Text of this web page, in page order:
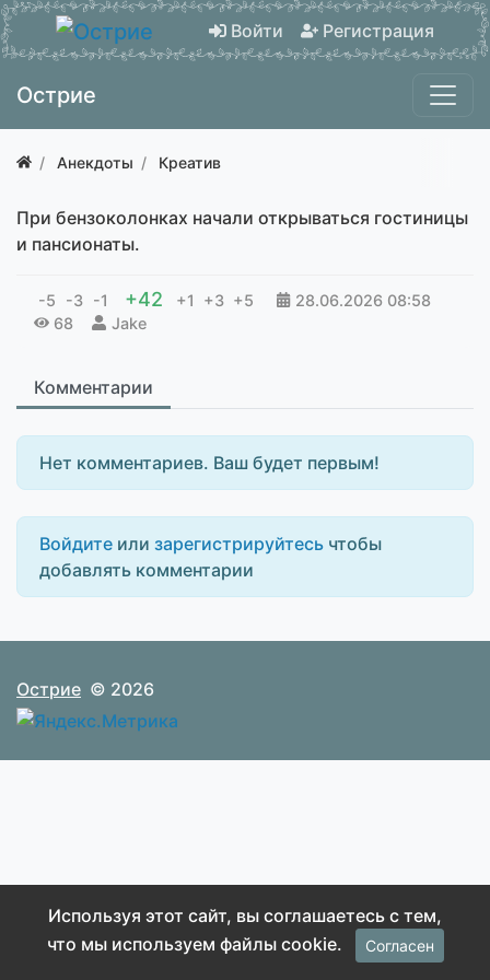
Войти Регистрация
Острие
Анекдоты Креатив
При бензоколонках начали открываться гостиницы
и пансионаты.
-5 -3 -1 +42 +1 +3 +5 28.06.2026 08:58
68
Jake
Комментарии
Нет комментариев. Ваш будет первым!
Войдите или зарегистрируйтесь чтобы
добавлять комментарии
Острие © 2026
Используя этот сайт, вы соглашаетесь с тем,
что мы используем файлы cookie.
Согласен